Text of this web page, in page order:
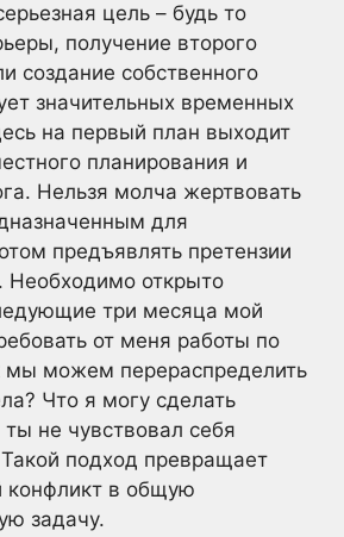
цель – будь то
получение второго
создание собственного
значительных временных
на первый план выходит
планирования и
Нельзя молча жертвовать
для
предъявлять претензии
Необходимо открыто
три месяца мой
от меня работы по
можем перераспределить
Что я могу сделать
не чувствовал себя
подход превращает
конфликт в общую
задачу.